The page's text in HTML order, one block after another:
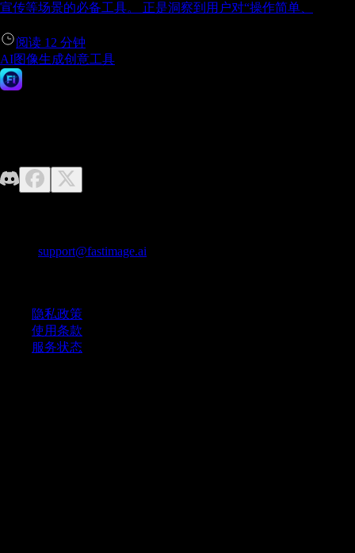
宣传等场景的必备工具。 正是洞察到用户对“操作简单、
阅读 12 分钟
AI图像生成创意工具
support@fastimage.ai
隐私政策
使用条款
服务状态